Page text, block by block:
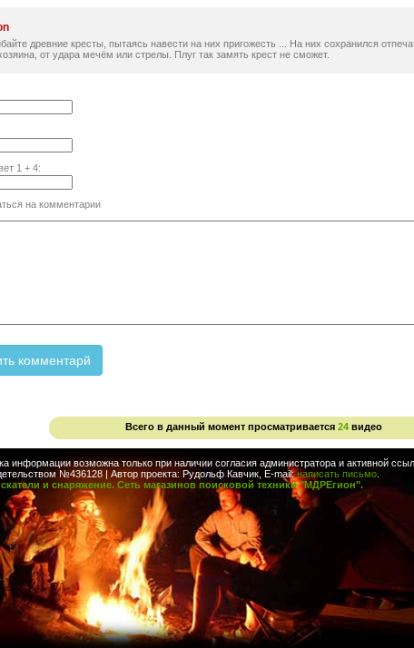
древние кресты, пытаясь навести на них пригожесть ... На них сохранился
от удара мечём или стрелы. Плуг так замять крест не сможет.
1 + 4:
на комментарии
Всего в данный момент просматривается 24видео
возможна только при наличии согласия администратора и активной
№436128 | Автор проекта: Рудольф Кавчик, E-mail:написать письмо
и снаряжение. Сеть магазинов поисковой техники "МДРЕгион".